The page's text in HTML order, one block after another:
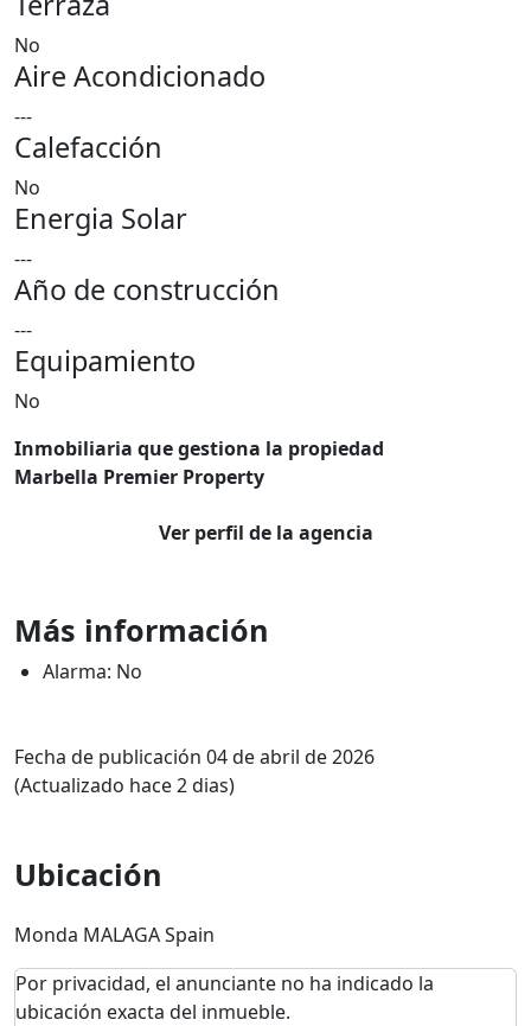
No
Aire Acondicionado
---
Calefacción
No
Energia Solar
---
Año de construcción
---
Equipamiento
No
Inmobiliaria que gestiona la propiedad
Marbella Premier Property
Ver perfil de la agencia
Más información
Alarma: No
Fecha de publicación 04 de abril de 2026
(Actualizado hace 2 dias)
Ubicación
Monda MALAGA Spain
Por privacidad, el anunciante no ha indicado la
ubicación exacta del inmueble.